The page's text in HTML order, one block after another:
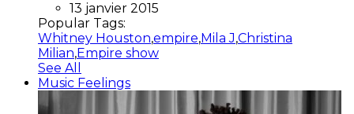
13 janvier 2015
Popular Tags:
Whitney Houston,empire,Mila J,Christina
Milian,Empire show
See All
Music Feelings